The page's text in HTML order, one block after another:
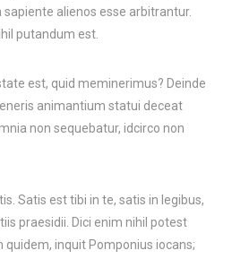
alienos esse arbitrantur.
putandum est.
est, quid meminerimus? Deinde
animantium statui deceat
non sequebatur, idcirco non
Satis est tibi in te, satis in legibus,
praesidii. Dici enim nihil potest
quidem, inquit Pomponius iocans;